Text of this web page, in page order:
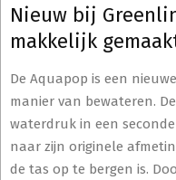
Nieuw bij
makkelijk
De Aquapop is een
manier van bewateren.
waterdruk in een
naar zijn originele
de tas op te bergen is.